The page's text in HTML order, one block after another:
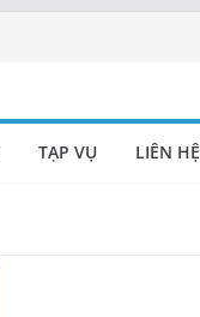
TẠP VỤ LIÊN HỆ